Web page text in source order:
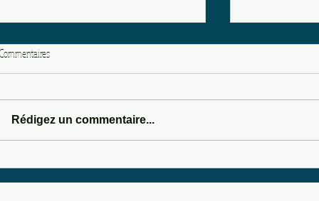
Commentaires
Rédigez un commentaire...